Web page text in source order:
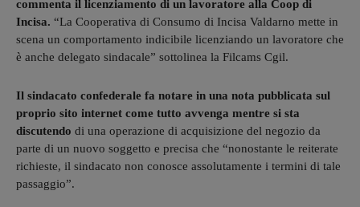
commenta il licenziamento di un lavoratore alla Coop di
Incisa. “La Cooperativa di Consumo di Incisa Valdarno mette in
scena un comportamento indicibile licenziando un lavoratore che
è anche delegato sindacale” sottolinea la Filcams Cgil.
Il sindacato confederale fa notare in una nota pubblicata sul
proprio sito internet come tutto avvenga mentre si sta
discutendo di una operazione di acquisizione del negozio da
parte di un nuovo soggetto e precisa che “nonostante le reiterate
richieste, il sindacato non conosce assolutamente i termini di tale
passaggio”.